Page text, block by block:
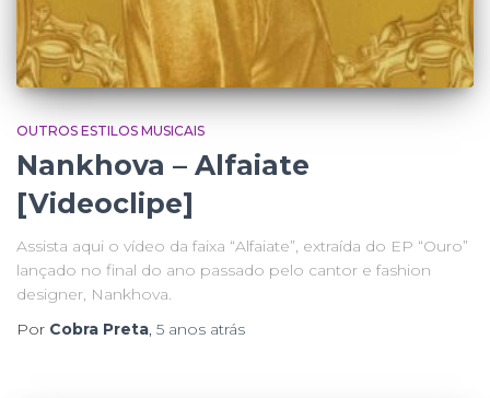
OUTROS ESTILOS MUSICAIS
Nankhova – Alfaiate
[Videoclipe]
Assista aqui o vídeo da faixa “Alfaiate”, extraída do EP “Ouro”
lançado no final do ano passado pelo cantor e fashion
designer, Nankhova.
Por Cobra Preta, 5 anos atrás